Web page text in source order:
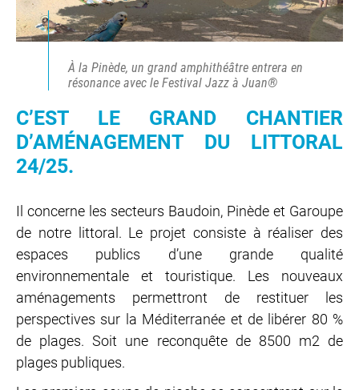
À la Pinède, un grand amphithéâtre entrera en
résonance avec le Festival Jazz à Juan®
C’EST LE GRAND CHANTIER
D’AMÉNAGEMENT DU LITTORAL
24/25.
Il concerne les secteurs Baudoin, Pinède et Garoupe
de notre littoral. Le projet consiste à réaliser des
espaces publics d’une grande qualité
environnementale et touristique. Les nouveaux
aménagements permettront de restituer les
perspectives sur la Méditerranée et de libérer 80 %
de plages. Soit une reconquête de 8500 m2 de
plages publiques.